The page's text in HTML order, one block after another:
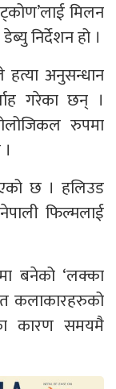
मिलन
निर्देशन हो ।
हत्या अनुसन्धान
गरेका छन् ।
रुपमा
छ । हलिउड
फिल्मलाई
बनेको ‘लक्का
कलाकारहरुको
कारण समयमै